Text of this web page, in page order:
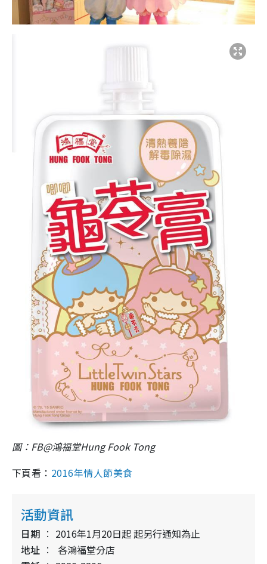
圖：FB@鴻福堂Hung Fook Tong
下頁看： 2016年情人節美食
活動資訊
日期
2016年1月20日起 起另行通知為止
地址
各鴻福堂分店